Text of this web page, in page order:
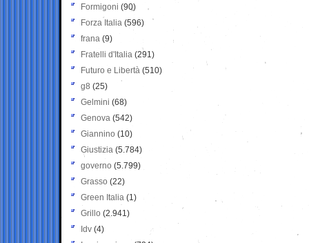
Formigoni (90)
Forza Italia (596)
frana (9)
Fratelli d'Italia (291)
Futuro e Libertà (510)
g8 (25)
Gelmini (68)
Genova (542)
Giannino (10)
Giustizia (5.784)
governo (5.799)
Grasso (22)
Green Italia (1)
Grillo (2.941)
Idv (4)